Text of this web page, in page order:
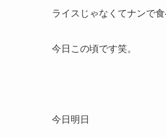
ライスじゃなくてナンで
今日この頃です笑。
今日明日